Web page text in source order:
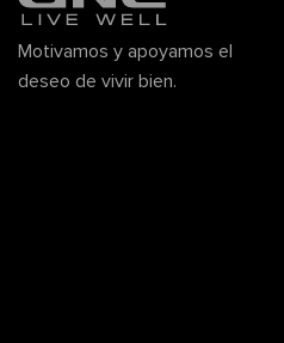
Motivamos y apoyamos el
deseo de vivir bien.